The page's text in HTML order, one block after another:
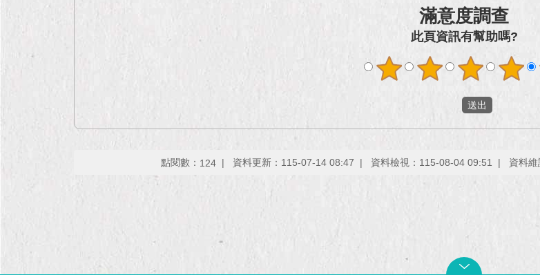
滿意度調查
此頁資訊有幫助嗎?
點閱數： 124 資料更新：115-07-14 08:47 資料檢視：115-08-04 09:51 資料